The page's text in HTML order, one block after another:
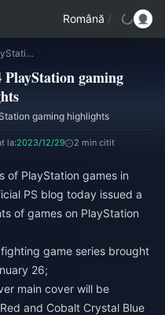
Română /
SIE looks ahead to 2024 PlayStation gaming highlights
PlayStation gaming
gaming highlights
la:2023/12/29 2 min citit
of PlayStation games in
PS blog today issued a
of games on PlayStation
game series brought
26;
main cover will be
and Cobalt Crystal Blue